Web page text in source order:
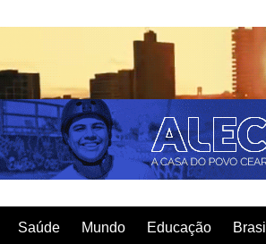
Saúde Mundo Educação Brasil